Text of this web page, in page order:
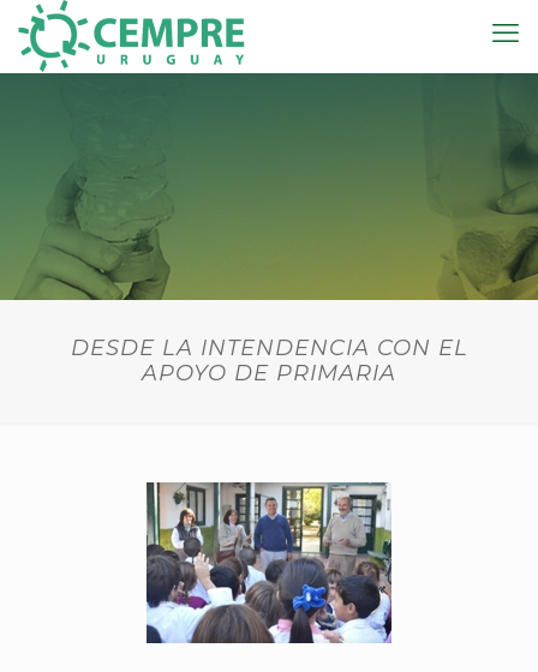
DESDE LA INTENDENCIA CON EL
APOYO DE PRIMARIA